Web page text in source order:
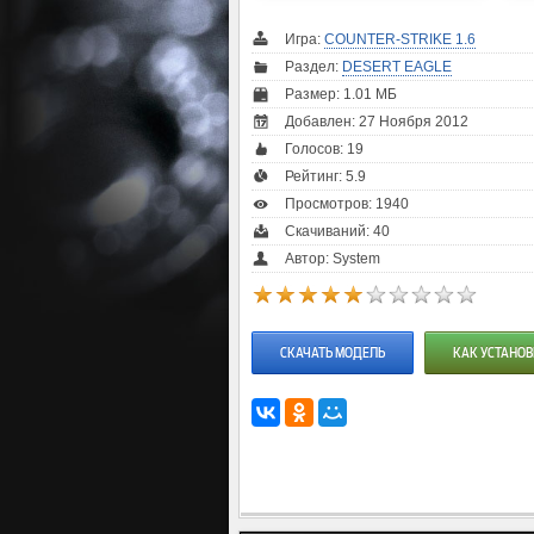
Игра: COUNTER-STRIKE 1.6
Раздел: DESERT EAGLE
Размер: 1.01 МБ
Добавлен: 27 Ноября 2012
Голосов: 19
Рейтинг: 5.9
Просмотров: 1940
Скачиваний: 40
Автор: System
СКАЧАТЬ МОДЕЛЬ КАК